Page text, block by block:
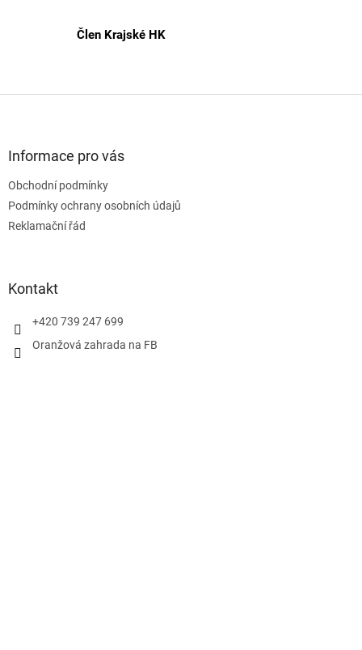
Člen Krajské HK
Informace pro vás
Obchodní podmínky
Podmínky ochrany osobních údajů
Reklamační řád
Kontakt
+420 739 247 699
Oranžová zahrada na FB